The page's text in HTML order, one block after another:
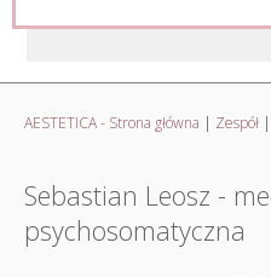
AESTETICA - Strona główna | Zespół |
Sebastian Leosz -
psychosomatyczna